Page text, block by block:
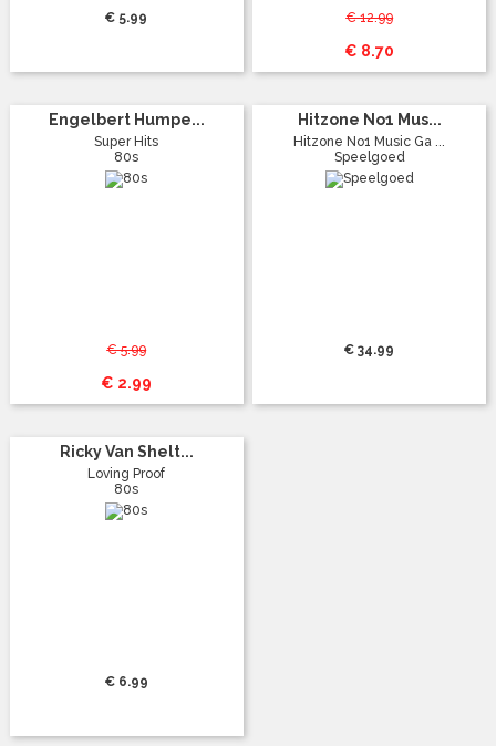
€ 5.99 € 12.99
€ 8.70
Engelbert Humpe...
Super Hits
80s
€ 5.99
€ 2.99
Hitzone No1 Mus...
Hitzone No1 Music Ga ...
Speelgoed
€ 34.99
Ricky Van Shelt...
Loving Proof
80s
€ 6.99